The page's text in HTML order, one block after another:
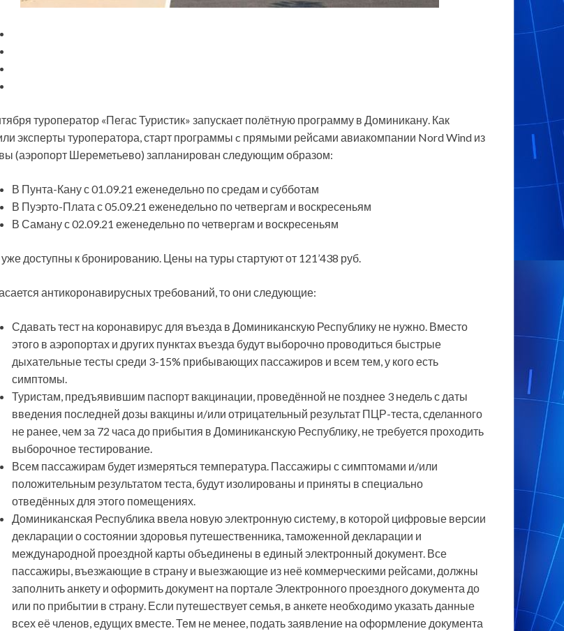
туроператор «Пегас Туристик» запускает полётную программу в Доминикану. Как
эксперты туроператора, старт программы c прямыми рейсами авиакомпании Nord Wind из
(аэропорт Шереметьево) запланирован следующим образом:
В Пунта-Кану с 01.09.21 еженедельно по средам и субботам
В Пуэрто-Плата с 05.09.21 еженедельно по четвергам и воскресеньям
В Саману с 02.09.21 еженедельно по четвергам и воскресеньям
доступны к бронированию. Цены на туры стартуют от 121’438 руб.
антикоронавирусных требований, то они следующие:
Сдавать тест на коронавирус для въезда в Доминиканскую Республику не нужно. Вместо
этого в аэропортах и других пунктах въезда будут выборочно проводиться быстрые
дыхательные тесты среди 3-15% прибывающих пассажиров и всем тем, у кого есть
симптомы.
Туристам, предъявившим паспорт вакцинации, проведённой не позднее 3 недель с даты
введения последней дозы вакцины и/или отрицательный результат ПЦР-теста, сделанного
не ранее, чем за 72 часа до прибытия в Доминиканскую Республику, не требуется проходить
выборочное тестирование.
Всем пассажирам будет измеряться температура. Пассажиры с симптомами и/или
положительным результатом теста, будут изолированы и приняты в специально
отведённых для этого помещениях.
Доминиканская Республика ввела новую электронную систему, в которой цифровые версии
декларации о состоянии здоровья путешественника, таможенной декларации и
международной проездной карты объединены в единый электронный документ. Все
пассажиры, въезжающие в страну и выезжающие из неё коммерческими рейсами, должны
заполнить анкету и оформить документ на портале Электронного проездного документа до
или по прибытии в страну. Если путешествует семья, в анкете необходимо указать данные
всех её членов, едущих вместе. Тем не менее, подать заявление на оформление документа